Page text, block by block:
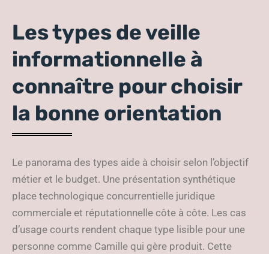
Les types de veille
informationnelle à
connaître pour choisir
la bonne orientation
Le panorama des types aide à choisir selon l’objectif
métier et le budget. Une présentation synthétique
place technologique concurrentielle juridique
commerciale et réputationnelle côte à côte. Les cas
d’usage courts rendent chaque type lisible pour une
personne comme Camille qui gère produit. Cette